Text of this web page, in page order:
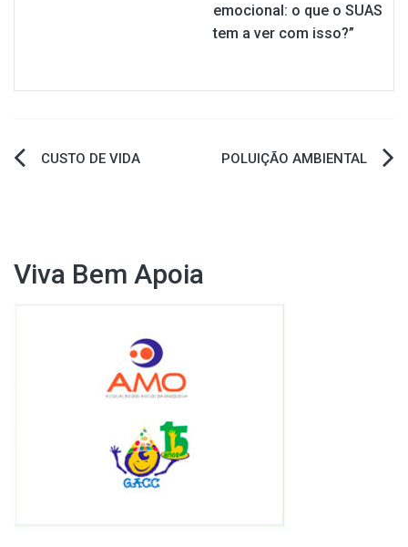
emocional: o que o SUAS
tem a ver com isso?”
Navegação
CUSTO DE VIDA POLUIÇÃO AMBIENTAL
Viva Bem Apoia